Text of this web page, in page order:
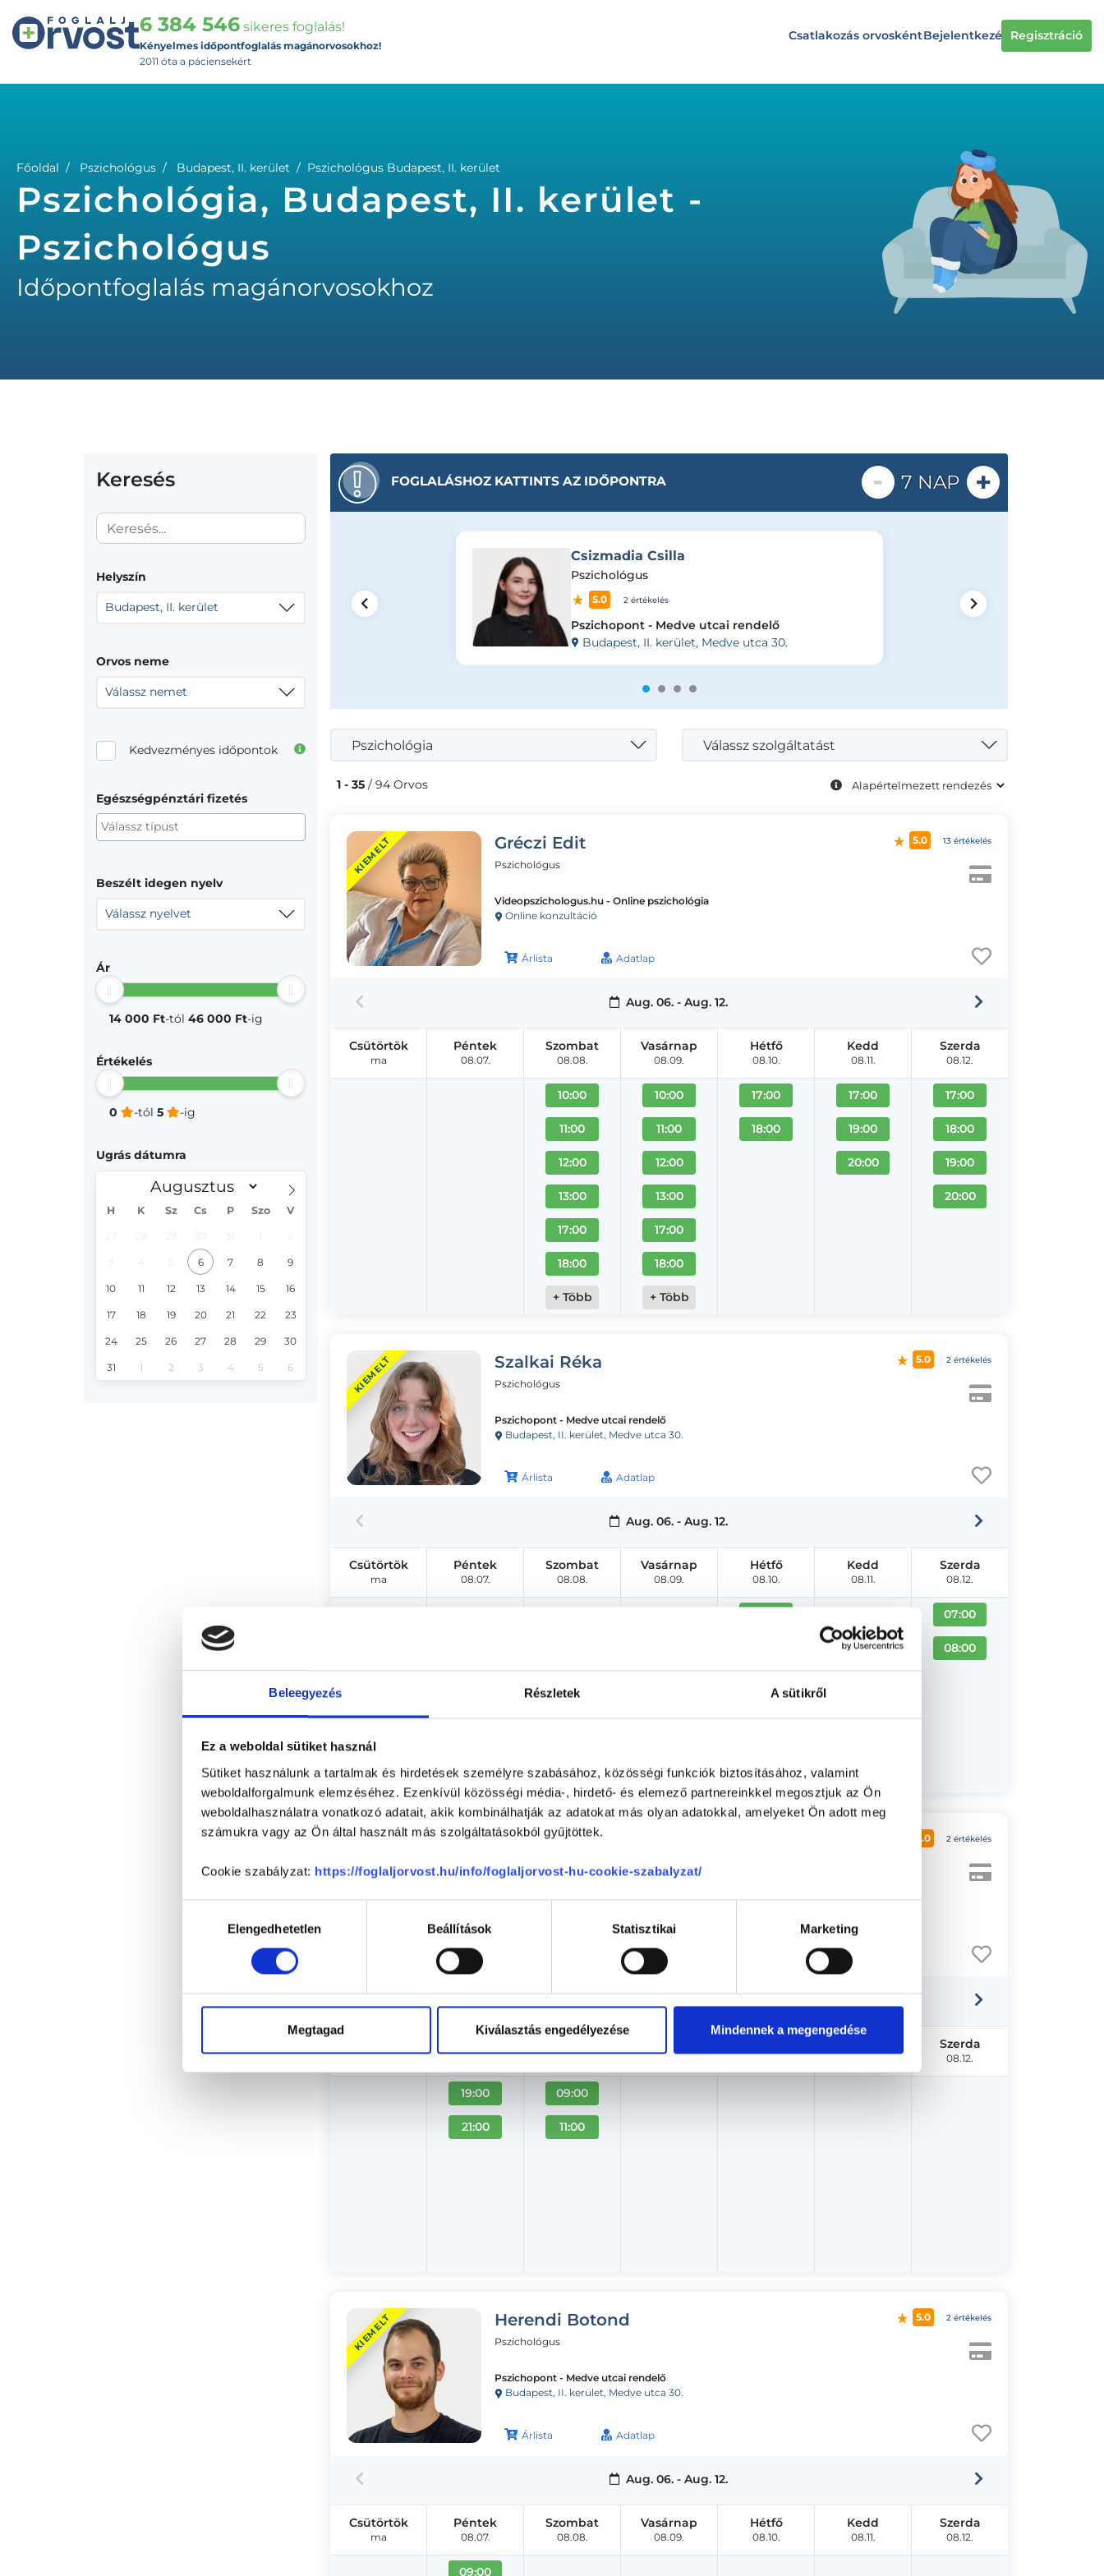
Beleegyezés Részletek A sütikről
Ez a weboldal sütiket használ
Sütiket használunk a tartalmak és hirdetések személyre szabásához, közösségi funkciók biztosításához, valamint
weboldalforgalmunk elemzéséhez. Ezenkívül közösségi média-, hirdető- és elemező partnereinkkel megosztjuk az Ön
weboldalhasználatra vonatkozó adatait, akik kombinálhatják az adatokat más olyan adatokkal, amelyeket Ön adott meg
számukra vagy az Ön által használt más szolgáltatásokból gyűjtöttek.
Cookie szabályzat: https://foglaljorvost.hu/info/foglaljorvost-hu-cookie-szabalyzat/
kiválasztásaElengedhetetlen Beállítások Statisztikai Marketing
Megtagad Kiválasztás engedélyezése Mindennek a megengedése
6 384 546 sikeres foglalás!
Kényelmes időpontfoglalás magánorvosokhoz!
2011 óta a páciensekért
Csatlakozás orvoskéntBejelentkezés Regisztráció
Főoldal Pszichológus Budapest, II. kerület Pszichológus Budapest, II. kerület
Pszichológia, Budapest, II. kerület -
Pszichológus
Időpontfoglalás magánorvosokhoz
Keresés
Helyszín
Budapest, II. kerület
Orvos neme
Válassz nemet
Kedvezményes időpontok
Egészségpénztári fizetés
Beszélt idegen nyelv
Válassz nyelvet
Ár
14 000 Ft-tól 46 000 Ft-ig
Értékelés
0 -tól 5 -ig
Ugrás dátumra
H K Sz Cs P Szo V
6 7 8 9
10 11 12 13 14 15 16
17 18 19 20 21 22 23
24 25 26 27 28 29 30
31 1 2 3 4 5 6
FOGLALÁSHOZ KATTINTS AZ IDŐPONTRA - 7 NAP +
Csizmadia Csilla
Pszichológus
5.0 2 értékelés
Pszichopont - Medve utcai rendelő
Budapest, II. kerület, Medve utca 30.
Pszichológia Válassz szolgáltatást
1 - 35 / 94 Orvos
KIEMELT Gréczi Edit
Pszichológus
Videopszichologus.hu - Online pszichológia
Online konzultáció
Árlista Adatlap
5.0 13 értékelés
Aug. 06. - Aug. 12.
Csütörtök
ma
Péntek
08.07.
Szombat
08.08.
10:00
11:00
12:00
13:00
17:00
18:00
+ Több
Vasárnap
08.09.
10:00
11:00
12:00
13:00
17:00
18:00
+ Több
Hétfő
08.10.
17:00
18:00
Kedd
08.11.
17:00
19:00
20:00
Szerda
08.12.
17:00
18:00
19:00
20:00
KIEMELT Szalkai Réka
Pszichológus
Pszichopont - Medve utcai rendelő
Budapest, II. kerület, Medve utca 30.
Árlista Adatlap
5.0 2 értékelés
Aug. 06. - Aug. 12.
Csütörtök
ma
Péntek
08.07.
Szombat
08.08.
Vasárnap
08.09.
Hétfő
08.10.
20:00
Kedd
08.11.
Szerda
08.12.
07:00
08:00
Csizmadia Csilla
Pszichopont - Medve utcai rendelő
Adatlap
5.0 2 értékelés
ma 08.07.
19:00
21:00
08.08.
09:00
11:00
08.09. 08.10. 08.11.
Szerda
08.12.
KIEMELT Herendi Botond
Pszichológus
Pszichopont - Medve utcai rendelő
Budapest, II. kerület, Medve utca 30.
Árlista Adatlap
5.0 2 értékelés
Aug. 06. - Aug. 12.
Csütörtök
ma
Péntek
08.07.
09:00
Szombat
08.08.
Vasárnap
08.09.
Hétfő
08.10.
Kedd
08.11.
Szerda
08.12.